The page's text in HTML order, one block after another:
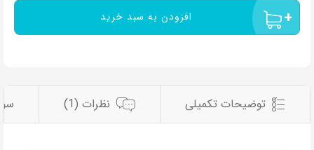
افزودن به سبد خرید
توضیحات تکمیلی نظرات (1)